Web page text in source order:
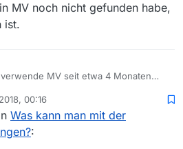
MV noch nicht gefunden habe,
ist.
MV seit etwa 4 Monaten
mit den Tiefen des Programms
Zur Funktion der
ist leider nicht viel
in der Anleitung.
Abo-Funktion in den Downloads
eine Sendung schon habe und trägt
nicht auf der Downloadliste ein?
dann aber vermutlich nur, wenn
der von mir eingetragenen
00:16
Was kann man mit der
: